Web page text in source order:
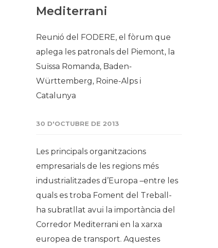
Mediterrani​
Reunió del FODERE, el fòrum que
aplega les patronals del Piemont, la
Suïssa Romanda, Baden-
Württemberg, Roine-Alps i
Catalunya​
30 D'OCTUBRE DE 2013
Les principals organitzacions
empresarials de les regions més
industrialitzades d’Europa –entre les
quals es troba Foment del Treball-
ha subratllat avui la importància del
Corredor Mediterrani en la xarxa
europea de transport. Aquestes